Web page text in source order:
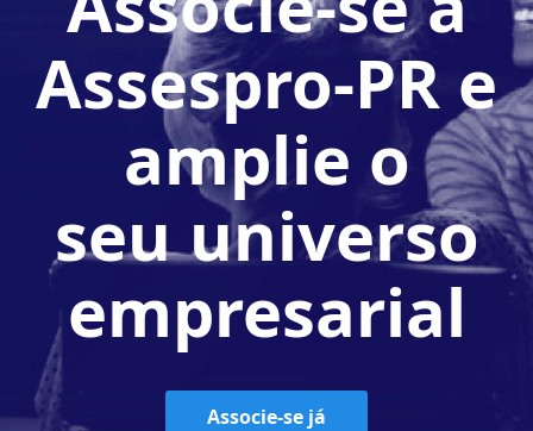
Assespro-PR e
amplie o
seu universo
empresarial
Associe-se já